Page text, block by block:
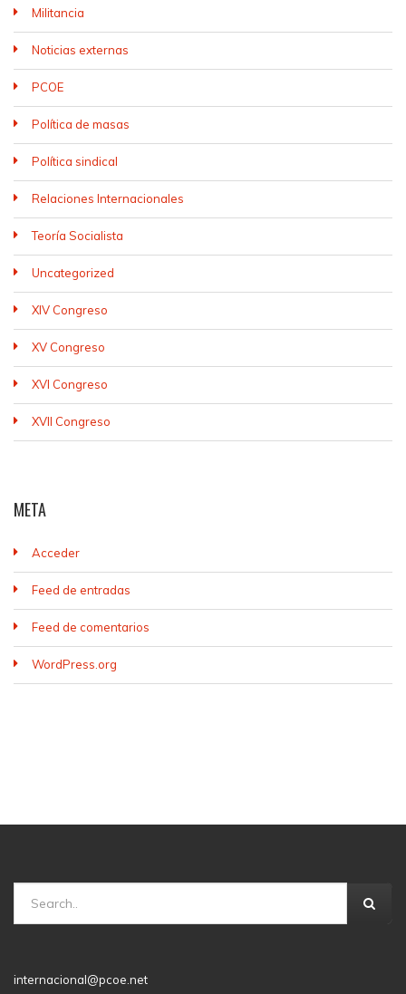
Militancia
Noticias externas
PCOE
Política de masas
Política sindical
Relaciones Internacionales
Teoría Socialista
Uncategorized
XIV Congreso
XV Congreso
XVI Congreso
XVII Congreso
META
Acceder
Feed de entradas
Feed de comentarios
WordPress.org
internacional@pcoe.net